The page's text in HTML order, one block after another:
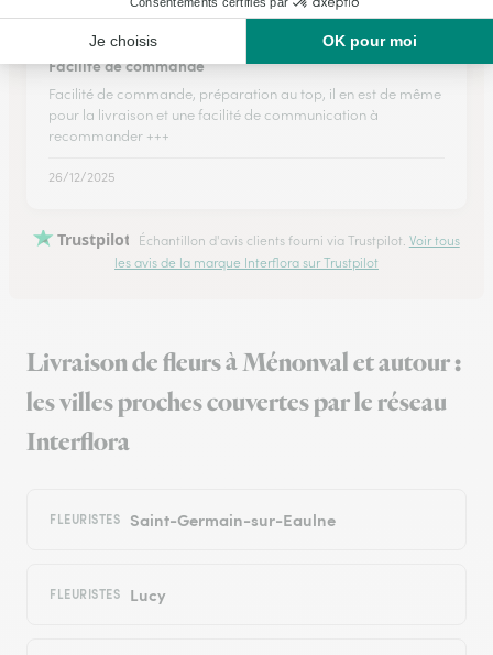
★ ★
★
Facilité de commande
Facilité de commande, préparation au top, il en est de même
pour la livraison et une facilité de communication à
recommander +++
26/12/2025
Trustpilot Échantillon d'avis clients fourni via Trustpilot. Voir tous
les avis de la marque Interflora sur Trustpilot
Livraison de fleurs à Ménonval et autour :
les villes proches couvertes par le réseau
Interflora
FLEURISTES Saint-Germain-sur-Eaulne
FLEURISTES Lucy